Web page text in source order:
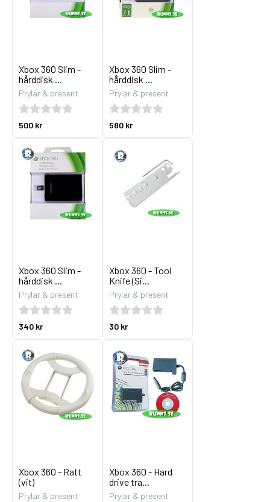
Xbox 360 Slim -
hårddisk ...
Prylar & present
500 kr
Xbox 360 Slim -
hårddisk ...
Prylar & present
580 kr
Xbox 360 Slim -
hårddisk ...
Prylar & present
340 kr
Xbox 360 - Tool
Knife (Si...
Prylar & present
30 kr
Xbox 360 - Ratt
(vit)
Prylar & present
Xbox 360 - Hard
drive tra...
Prylar & present